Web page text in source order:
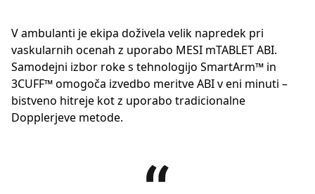
V ambulanti je ekipa doživela velik napredek pri
vaskularnih ocenah z uporabo MESI mTABLET ABI.
Samodejni izbor roke s tehnologijo SmartArm™ in
3CUFF™ omogoča izvedbo meritve ABI v eni minuti –
bistveno hitreje kot z uporabo tradicionalne
Dopplerjeve metode.